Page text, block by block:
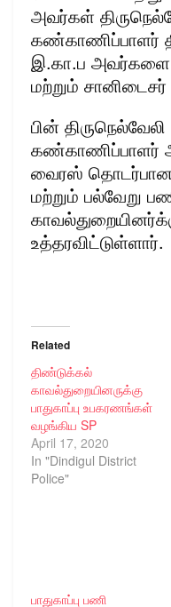
அவர்கள்
இ.கா.ப அவர்களை
மற்றும்
பின்
வைரஸ் தொடர்பான
மற்றும் பல்வேறு
உத்தரவிட்டுள்ளார்.
Related
திண்டுக்கல்
காவல்துறையினருக்கு
பாதுகாப்பு உபகரணங்கள்
வழங்கிய SP
April 17, 2020
In "Dindigul District
Police"
பாதுகாப்பு பணி